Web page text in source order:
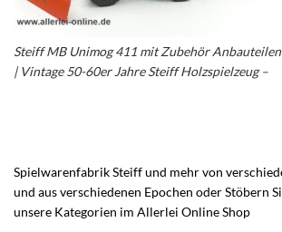
Steiff MB Unimog 411 mit Zubehör Anbauteilen
| Vintage 50-60er Jahre Steiff Holzspielzeug –
Spielwarenfabrik Steiff und mehr von
und aus verschiedenen Epochen oder Stöbern
unsere Kategorien im Allerlei Online Shop